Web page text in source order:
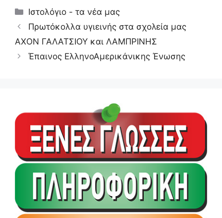
Κατηγορίες
Ιστολόγιο - τα νέα μας
Πρωτόκολλα υγιεινής στα σχολεία μας
ΑΧΟΝ ΓΑΛΑΤΣΙΟΥ και ΛΑΜΠΡΙΝΗΣ
Έπαινος ΕλληνοΑμερικάνικης Ένωσης